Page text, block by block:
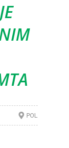
POL